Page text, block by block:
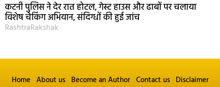
कटनी पुलिस ने देर रात होटल, गेस्ट हाउस और ढाबों पर चलाया
विशेष चेकिंग अभियान, संदिग्धों की हुई जांच
RashtraRakshak
Home About us Become an Author Contact us Disclaimer